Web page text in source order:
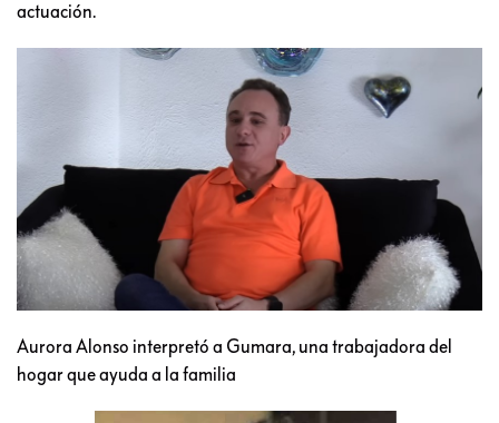
actuación.
Aurora Alonso interpretó a Gumara, una trabajadora del
hogar que ayuda a la familia